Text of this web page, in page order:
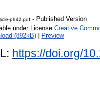
p942.pdf - Published Version
under License Creative
(892kB)
Preview
https://doi.org/